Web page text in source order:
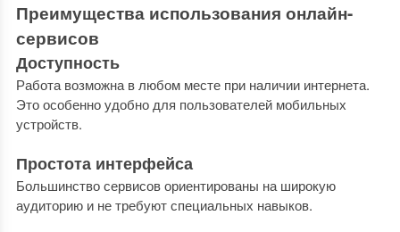
Преимущества использования онлайн-
сервисов
Доступность
Работа возможна в любом месте при наличии интернета.
Это особенно удобно для пользователей мобильных
устройств.
Простота интерфейса
Большинство сервисов ориентированы на широкую
аудиторию и не требуют специальных навыков.